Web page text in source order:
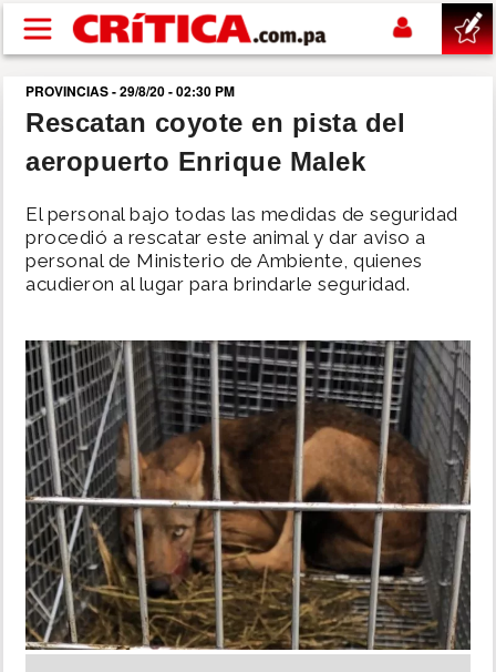
Pasar al contenido principal
buscar
SUCESOS
NACIONAL
POLÍTICA
SHOW
DEPORTES
MUNDO
INSÓLITAS
MULTIMEDIA
PROVINCIAS - 29/8/20 - 02:30 PM
Rescatan coyote en pista del
aeropuerto Enrique Malek
El personal bajo todas las medidas de seguridad
procedió a rescatar este animal y dar aviso a
personal de Ministerio de Ambiente, quienes
acudieron al lugar para brindarle seguridad.